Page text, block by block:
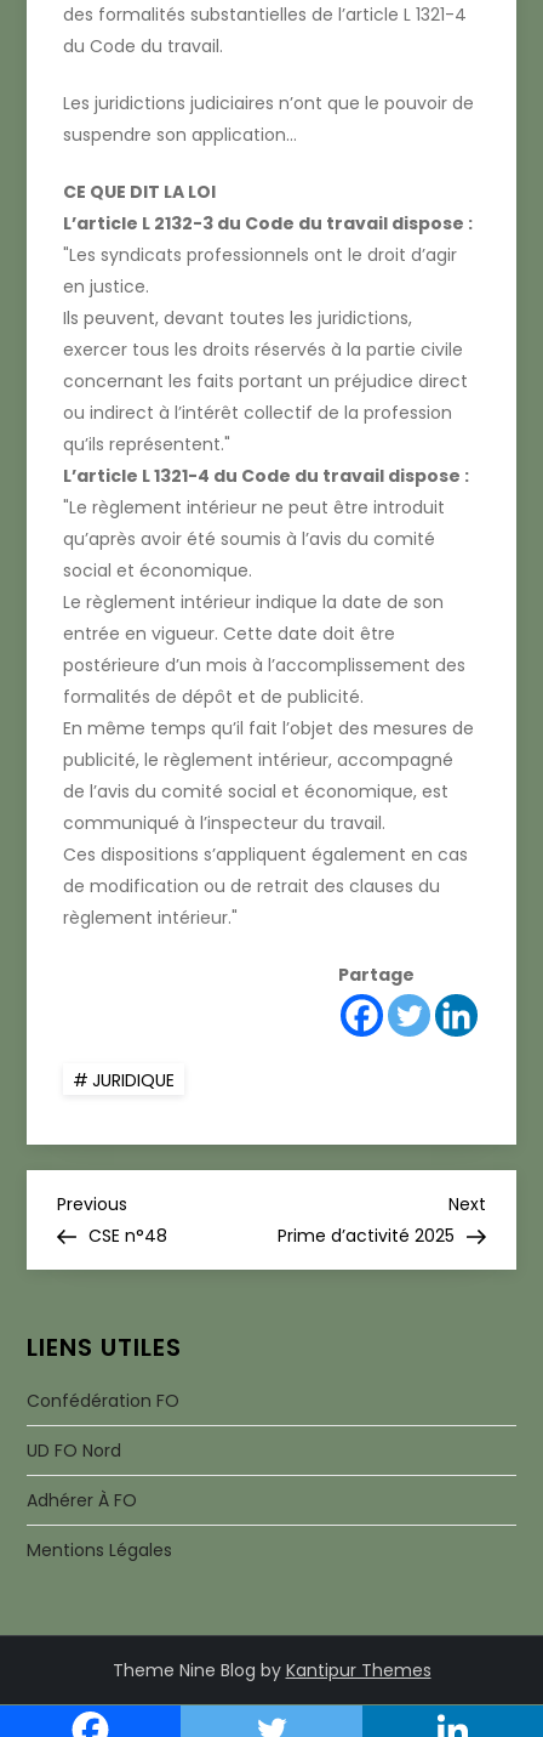
des formalités substantielles de l’article L 1321-4
du Code du travail.
Les juridictions judiciaires n’ont que le pouvoir de
suspendre son application…
CE QUE DIT LA LOI
L’article L 2132-3 du Code du travail dispose :
Les syndicats professionnels ont le droit d’agir
en justice.
Ils peuvent, devant toutes les juridictions,
exercer tous les droits réservés à la partie civile
concernant les faits portant un préjudice direct
ou indirect à l’intérêt collectif de la profession
qu’ils représentent.
L’article L 1321-4 du Code du travail dispose :
Le règlement intérieur ne peut être introduit
qu’après avoir été soumis à l’avis du comité
social et économique.
Le règlement intérieur indique la date de son
entrée en vigueur. Cette date doit être
postérieure d’un mois à l’accomplissement des
formalités de dépôt et de publicité.
En même temps qu’il fait l’objet des mesures de
publicité, le règlement intérieur, accompagné
de l’avis du comité social et économique, est
communiqué à l’inspecteur du travail.
Ces dispositions s’appliquent également en cas
de modification ou de retrait des clauses du
règlement intérieur.
Partage
JURIDIQUE
N
a
v
i
g
a
t
Previous
Post
Previous
CSE n°48
Next
Post
Next
Prime d’activité 2025
LIENS UTILES
Confédération FO
UD FO Nord
Adhérer À FO
Mentions Légales
Theme Nine Blog by Kantipur Themes